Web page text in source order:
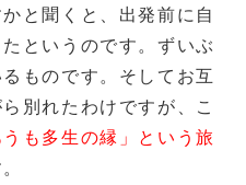
と聞くと、出発前に自
というのです。ずいぶ
ものです。そしてお互
別れたわけですが、こ
うも多生の縁」という旅